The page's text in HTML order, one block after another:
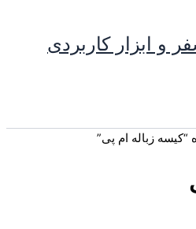
و ابزار کاربردی
زباله ام پی”